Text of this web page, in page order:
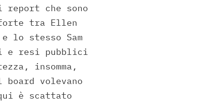
che sono
tra Ellen
lo stesso Sam
e resi pubblici
insomma,
volevano
è scattato